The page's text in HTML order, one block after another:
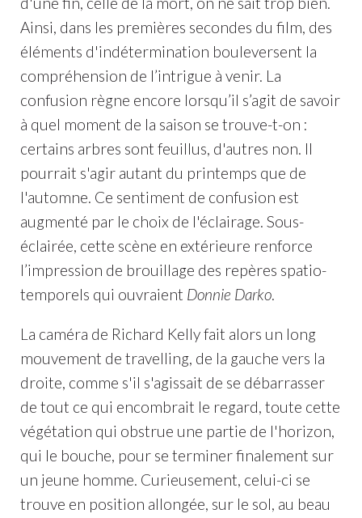
Ainsi, dans les premières secondes du film, des
éléments d'indétermination bouleversent la
compréhension de l’intrigue à venir. La
confusion règne encore lorsqu’il s’agit de savoir
à quel moment de la saison se trouve-t-on :
certains arbres sont feuillus, d'autres non. Il
pourrait s'agir autant du printemps que de
l'automne. Ce sentiment de confusion est
augmenté par le choix de l'éclairage. Sous-
éclairée, cette scène en extérieure renforce
l’impression de brouillage des repères spatio-
temporels qui ouvraient Donnie Darko.
La caméra de Richard Kelly fait alors un long
mouvement de travelling, de la gauche vers la
droite, comme s'il s'agissait de se débarrasser
de tout ce qui encombrait le regard, toute cette
végétation qui obstrue une partie de l'horizon,
qui le bouche, pour se terminer finalement sur
un jeune homme. Curieusement, celui-ci se
trouve en position allongée, sur le sol, au beau